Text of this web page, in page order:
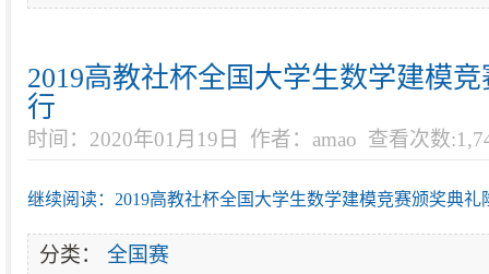
2019高教社杯全国大学生数学建模
行
时间：2020年01月19日 作者：amao 查看次数
继续阅读：2019高教社杯全国大学生数学建模竞赛颁奖典礼
分类： 全国赛